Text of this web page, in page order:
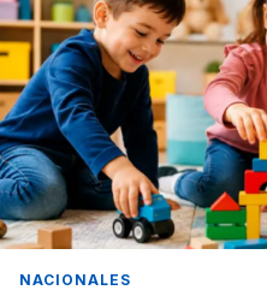
NACIONALES